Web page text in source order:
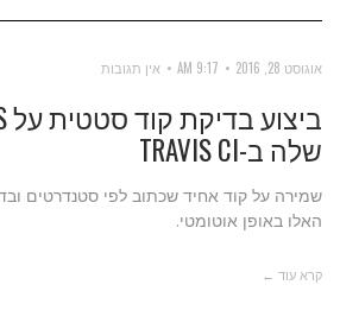
אוגוסט 28, 2016 9:17 AM אין תגובות
שלה ב-TRAVIS CI
שמירה על קוד אחיד שכתוב לפי סטנדרטים
האלו באופן אוטומטי.
קרא עוד ←